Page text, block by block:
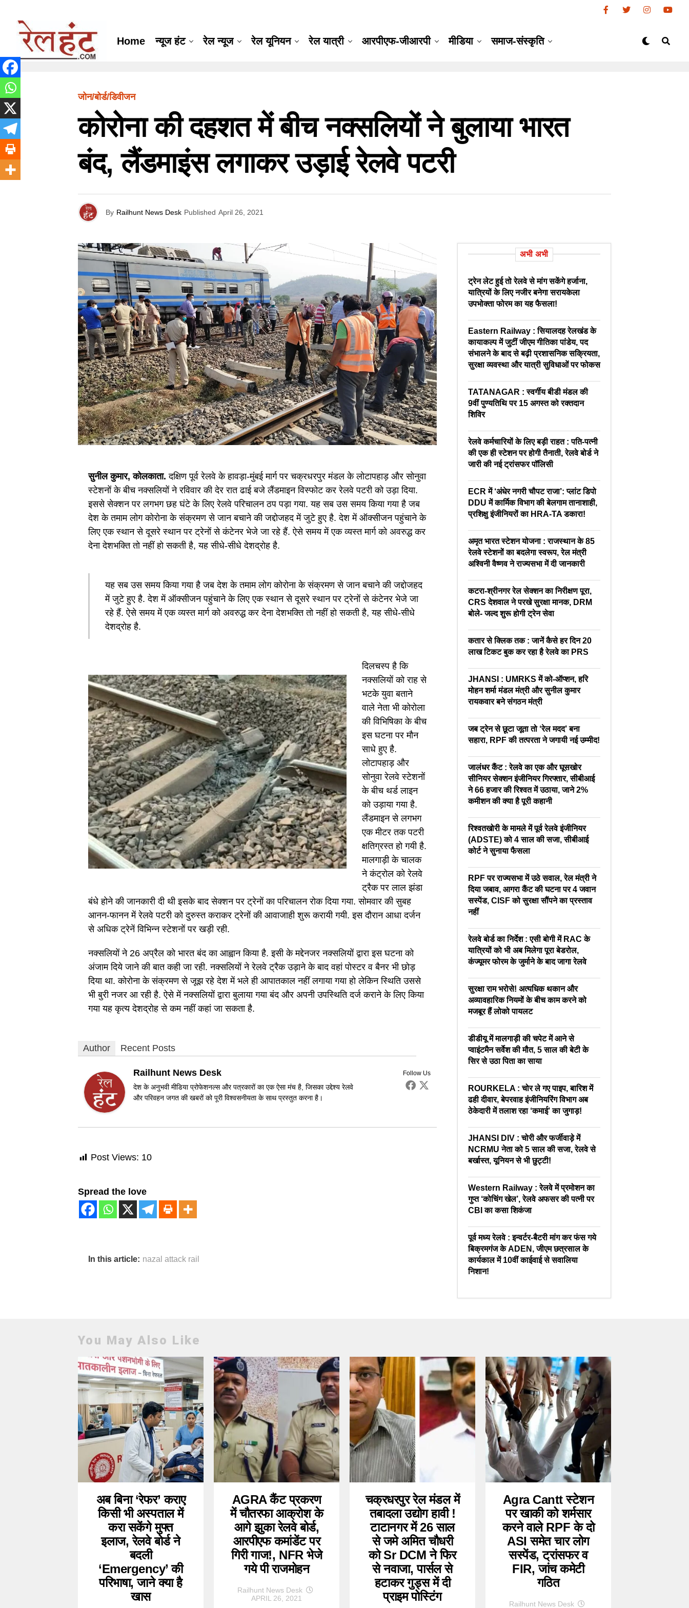
Home न्यूज हंट रेल न्यूज रेल यूनियन रेल यात्री आरपीएफ-जीआरपी मीडिया समाज-संस्कृति
जोन/बोर्ड/डिवीजन
कोरोना की दहशत में बीच नक्सलियों ने बुलाया भारत
बंद, लैंडमाइंस लगाकर उड़ाई रेलवे पटरी
By Railhunt News Desk Published April 26, 2021
सुनील कुमार, कोलकाता. दक्षिण पूर्व रेलवे के हावड़ा-मुंबई मार्ग पर चक्रधरपुर मंडल के लोटापहाड़ और सोनुवा
स्टेशनों के बीच नक्सलियों ने रविवार की देर रात ढाई बजे लैंडमाइन विस्फोट कर रेलवे पटरी को उड़ा दिया.
इससे सेक्शन पर लगभग छह घंटे के लिए रेलवे परिचालन ठप पड़ा गया. यह सब उस समय किया गया है जब
देश के तमाम लोग कोरोना के संक्रमण से जान बचाने की जद्दोजहद में जुटे हुए है. देश में ऑक्सीजन पहुंचाने के
लिए एक स्थान से दूसरे स्थान पर ट्रेनों से कंटेनर भेजे जा रहे हैं. ऐसे समय में एक व्यस्त मार्ग को अवरुद्ध कर
देना देशभक्ति तो नहीं हो सकती है, यह सीधे-सीधे देशद्राेह है.
यह सब उस समय किया गया है जब देश के तमाम लोग कोरोना के संक्रमण से जान बचाने की जद्दोजहद
में जुटे हुए है. देश में ऑक्सीजन पहुंचाने के लिए एक स्थान से दूसरे स्थान पर ट्रेनों से कंटेनर भेजे जा
रहे हैं. ऐसे समय में एक व्यस्त मार्ग को अवरुद्ध कर देना देशभक्ति तो नहीं हो सकती है, यह सीधे-सीधे
देशद्राेह है.
दिलचस्प है कि
नक्सलियों को राह से
भटके युवा बताने
वाले नेता भी कोरोला
की विभिषिका के बीच
इस घटना पर मौन
साधे हुए है.
लोटापहाड़ और
सोनुवा रेलवे स्टेशनों
के बीच थर्ड लाइन
को उड़ाया गया है.
लैंडमाइन से लगभग
एक मीटर तक पटरी
क्षतिग्रस्त हो गयी है.
मालगाड़ी के चालक
ने कंट्रोल को रेलवे
ट्रैक पर लाल झंडा
बंधे होने की जानकारी दी थी इसके बाद सेक्शन पर ट्रेनों का परिचालन रोक दिया गया. सोमवार की सुबह
आनन-फानन में रेलवे पटरी को दुरुस्त कराकर ट्रेनों की आवाजाही शुरू करायी गयी. इस दौरान आधा दर्जन
से अधिक ट्रेनें विभिन्न स्टेशनों पर खड़ी रही.
नक्सलियों ने 26 अप्रैल को भारत बंद का आह्वान किया है. इसी के मद्देनजर नक्सलियों द्वारा इस घटना को
अंजाम दिये जाने की बात कही जा रही. नक्सलियों ने रेलवे ट्रैक उड़ाने के बाद वहां पोस्टर व बैनर भी छोड़
दिया था. कोरोना के संक्रमण से जूझ रहे देश में भले ही आपातकाल नहीं लगाया गया हो लेकिन स्थिति उससे
भी बुरी नजर आ रही है. ऐसे में नक्सलियों द्वारा बुलाया गया बंद और अपनी उपस्थिति दर्ज कराने के लिए किया
गया यह कृत्य देशद्रोह से कम नहीं कहां जा सकता है.
Author Recent Posts
Follow Us
Railhunt News Desk
देश के अनुभवी मीडिया प्रोफेशनल्स और पत्रकारों का एक ऐसा मंच है, जिसका उद्देश्य रेलवे
और परिवहन जगत की खबरों को पूरी विश्वसनीयता के साथ प्रस्तुत करना है।
Post Views: 10
Spread the love
In this article: nazal attack rail
अभी अभी
ट्रेन लेट हुई तो रेलवे से मांग सकेंगे हर्जाना,
यात्रियों के लिए नजीर बनेगा सरायकेला
उपभोक्ता फोरम का यह फैसला!
Eastern Railway : सियालदह रेलखंड के
कायाकल्प में जुटीं जीएम गीतिका पांडेय, पद
संभालने के बाद से बढ़ी प्रशासनिक सक्रियता,
सुरक्षा व्यवस्था और यात्री सुविधाओं पर फोकस
TATANAGAR : स्वर्गीय बीडी मंडल की
9वीं पुण्यतिथि पर 15 अगस्त को रक्तदान
शिविर
रेलवे कर्मचारियों के लिए बड़ी राहत : पति-पत्नी
की एक ही स्टेशन पर होगी तैनाती, रेलवे बोर्ड ने
जारी की नई ट्रांसफर पॉलिसी
ECR में ‘अंधेर नगरी चौपट राजा’: प्लांट डिपो
DDU में कार्मिक विभाग की बेलगाम तानाशाही,
प्रशिक्षु इंजीनियरों का HRA-TA डकारा!
अमृत भारत स्टेशन योजना : राजस्थान के 85
रेलवे स्टेशनों का बदलेगा स्वरूप, रेल मंत्री
अश्विनी वैष्णव ने राज्यसभा में दी जानकारी
कटरा-श्रीनगर रेल सेक्शन का निरीक्षण पूरा,
CRS देशवाल ने परखे सुरक्षा मानक, DRM
बोले- जल्द शुरू होगी ट्रेन सेवा
कतार से क्लिक तक : जानें कैसे हर दिन 20
लाख टिकट बुक कर रहा है रेलवे का PRS
JHANSI : UMRKS में को-ऑप्शन, हरि
मोहन शर्मा मंडल मंत्री और सुनील कुमार
रायकवार बने संगठन मंत्री
जब ट्रेन से छूटा जूता तो ‘रेल मदद’ बना
सहारा, RPF की तत्परता ने जगायी नई उम्मीद!
जालंधर कैंट : रेलवे का एक और घूसखोर
सीनियर सेक्शन इंजीनियर गिरफ्तार, सीबीआई
ने 66 हजार की रिश्वत में उठाया, जाने 2%
कमीशन की क्या है पूरी कहानी
रिश्वतखोरी के मामले में पूर्व रेलवे इंजीनियर
(ADSTE) को 4 साल की सजा, सीबीआई
कोर्ट ने सुनाया फैसला
RPF पर राज्यसभा में उठे सवाल, रेल मंत्री ने
दिया जबाव, आगरा कैंट की घटना पर 4 जवान
सस्पेंड, CISF को सुरक्षा सौंपने का प्रस्ताव
नहीं
रेलवे बोर्ड का निर्देश : एसी बोगी में RAC के
यात्रियों को भी अब मिलेगा पूरा बेडरोल,
कंज्यूमर फोरम के जुर्माने के बाद जागा रेलवे
सुरक्षा राम भरोसे! अत्यधिक थकान और
अव्यावहारिक नियमों के बीच काम करने को
मजबूर हैं लोको पायलट
डीडीयू में मालगाड़ी की चपेट में आने से
प्वाइंटमैन सर्वेश की मौत, 5 साल की बेटी के
सिर से उठा पिता का साया
ROURKELA : चोर ले गए पाइप, बारिश में
ढही दीवार, बेपरवाह इंजीनियरिंग विभाग अब
ठेकेदारी में तलाश रहा ‘कमाई’ का जुगाड़!
JHANSI DIV : चोरी और फर्जीवाड़े में
NCRMU नेता को 5 साल की सजा, रेलवे से
बर्खास्त, यूनियन से भी छुट्टी!
Western Railway : रेलवे में प्रमोशन का
गुप्त ‘कोचिंग खेल’, रेलवे अफसर की पत्नी पर
CBI का कसा शिकंजा
पूर्व मध्य रेलवे : इन्वर्टर-बैटरी मांग कर फंस गये
बिक्रमगंज के ADEN, जीएम छत्रसाल के
कार्यकाल में 10वीं काईवाई से सवालिया
निशान!
You May Also Like
अब बिना ‘रेफर’ कराए
किसी भी अस्पताल में
करा सकेंगे मुफ्त
इलाज, रेलवे बोर्ड ने
बदली
‘Emergency’ की
परिभाषा, जाने क्या है
खास
AGRA कैंट प्रकरण
में चौतरफा आक्रोश के
आगे झुका रेलवे बोर्ड,
आरपीएफ कमांडेंट पर
गिरी गाज!, NFR भेजे
गये पी राजमोहन
Railhunt News Desk
APRIL 26, 2021
चक्रधरपुर रेल मंडल में
तबादला उद्योग हावी !
टाटानगर में 26 साल
से जमे अमित चौधरी
को Sr DCM ने फिर
से नवाजा, पार्सल से
हटाकर गुड्स में दी
प्राइम पोस्टिंग
Agra Cantt स्टेशन
पर खाकी को शर्मसार
करने वाले RPF के दो
ASI समेत चार लोग
सस्पेंड, ट्रांसफर व
FIR, जांच कमेटी
गठित
Railhunt News Desk